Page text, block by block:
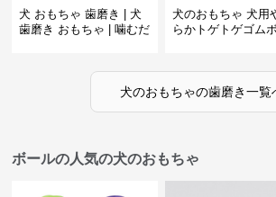
犬 おもちゃ 歯磨き | 犬
歯磨き おもちゃ | 噛むだ
犬のおもちゃ 犬用
らかトゲトゲゴム
犬のおもちゃの歯磨き一覧
ボールの人気の犬のおもちゃ